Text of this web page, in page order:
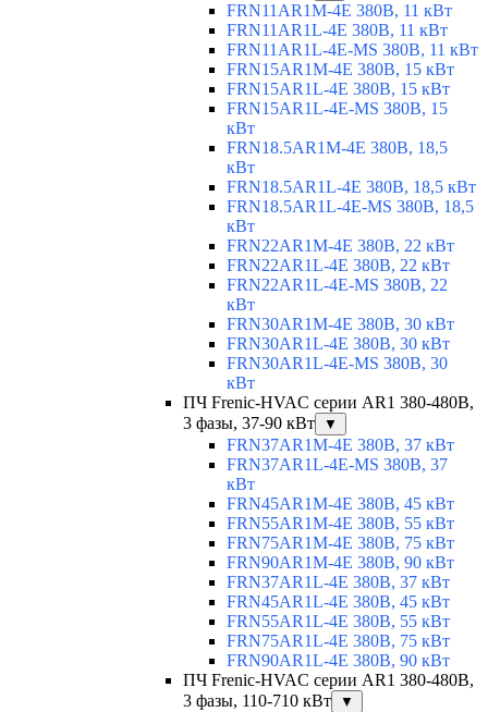
FRN11AR1M-4E 380В, 11 кВт
FRN11AR1L-4E 380В, 11 кВт
FRN11AR1L-4E-MS 380В, 11 кВт
FRN15AR1M-4E 380В, 15 кВт
FRN15AR1L-4E 380В, 15 кВт
FRN15AR1L-4E-MS 380В, 15
кВт
FRN18.5AR1M-4E 380В, 18,5
кВт
FRN18.5AR1L-4E 380В, 18,5 кВт
FRN18.5AR1L-4E-MS 380В, 18,5
кВт
FRN22AR1M-4E 380В, 22 кВт
FRN22AR1L-4E 380В, 22 кВт
FRN22AR1L-4E-MS 380В, 22
кВт
FRN30AR1M-4E 380В, 30 кВт
FRN30AR1L-4E 380В, 30 кВт
FRN30AR1L-4E-MS 380В, 30
кВт
ПЧ Frenic-HVAC серии AR1 380-480В,
3 фазы, 37-90 кВт
▼
FRN37AR1M-4E 380В, 37 кВт
FRN37AR1L-4E-MS 380В, 37
кВт
FRN45AR1M-4E 380В, 45 кВт
FRN55AR1M-4E 380В, 55 кВт
FRN75AR1M-4E 380В, 75 кВт
FRN90AR1M-4E 380В, 90 кВт
FRN37AR1L-4E 380В, 37 кВт
FRN45AR1L-4E 380В, 45 кВт
FRN55AR1L-4E 380В, 55 кВт
FRN75AR1L-4E 380В, 75 кВт
FRN90AR1L-4E 380В, 90 кВт
ПЧ Frenic-HVAC серии AR1 380-480В,
3 фазы, 110-710 кВт
▼